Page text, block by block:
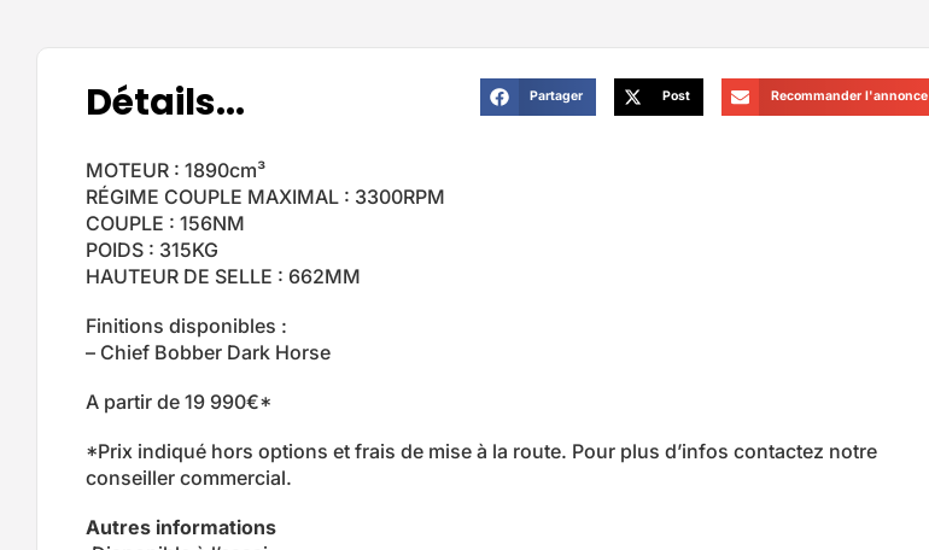
Détails... Partager Post Recommander l'annonce
MOTEUR : 1890cm³
RÉGIME COUPLE MAXIMAL : 3300RPM
COUPLE : 156NM
POIDS : 315KG
HAUTEUR DE SELLE : 662MM
Finitions disponibles :
– Chief Bobber Dark Horse
A partir de 19 990€*
*Prix indiqué hors options et frais de mise à la route. Pour plus d’infos contactez notre
conseiller commercial.
Autres informations